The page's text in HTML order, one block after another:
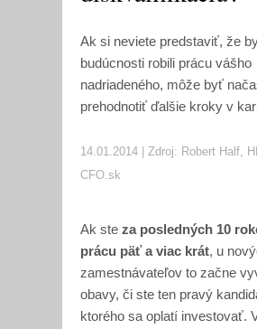
Ak si neviete predstaviť, že
budúcnosti robili prácu vášho
nadriadeného, môže byť
prehodnotiť ďalšie kroky v
14.01.2014 | Zdroj: Robert Half,
CFO.sk
Ak ste za posledných 10
prácu päť a viac krát, u
zamestnávateľov to začne
obavy, či ste ten pravý
ktorého sa oplatí investovať.